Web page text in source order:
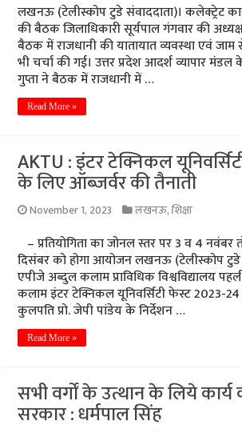
लखनऊ (टेलीस्कोप टुडे संवाददाता)। कलेक्ट्रेट
की बैठक जिलाधिकारी सूर्यपाल गंगवार की
बैठक में राजधानी की यातायात व्यवस्था एवं
भी चर्चा की गई। उत्तर प्रदेश आदर्श व्यापार
गुप्ता ने बैठक में राजधानी में …
Read More »
AKTU : इंटर टेक्निकल
के लिए ऑब्जर्वर की तैनाती
November 1, 2023 लखनऊ,शिक्षा
– प्रतियोगिता का जोनल स्तर पर 3 व 4
दिसंबर को होगा आयोजन लखनऊ (टेलीस्कोप टुडे
एपीजे अब्दुल कलाम प्राविधिक विश्वविद्यालय
कलाम इंटर टेक्निकल यूनिवर्सिटी फेस्ट 2023-24
कुलपति प्रो. जेपी पांडेय के निर्देशन …
Read More »
सभी वर्गों के उत्थान के लिये कार्य
सरकार : धर्मपाल सिंह